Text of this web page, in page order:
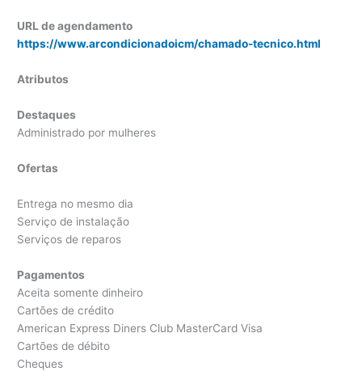
URL de agendamento
https://www.arcondicionadoicm/chamado-tecnico.html
Atributos
Destaques
Administrado por mulheres
Ofertas
Entrega no mesmo dia
Serviço de instalação
Serviços de reparos
Pagamentos
Aceita somente dinheiro
Cartões de crédito
American Express Diners Club MasterCard Visa
Cartões de débito
Cheques